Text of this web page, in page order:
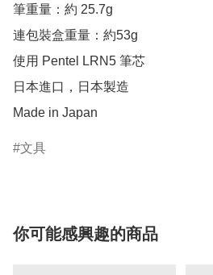
筆重量：約 25.7g
連包裝盒重量：約53g
使用 Pentel LRN5 筆芯
日本進口，日本製造
Made in Japan
文具
你可能感興趣的商品